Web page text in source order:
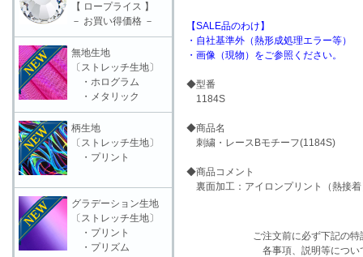
【SALE品のわけ】
・自社基準外（熱形成処理エラー等）
・画像（現物）をご参照ください。
◆型番
1184S
◆商品名
刺繍・レースBモチーフ(1184S)
◆商品コメント
裏面加工：アイロンプリント（熱接着
ご注文前に必ず下記の
各事項、説明等につい
【 ロープライス 】
－ お買い得価格 －
無地生地
〔ストレッチ生地〕
・ホログラム
・メタリック
柄生地
〔ストレッチ生地〕
・プリント
グラデーション生地
〔ストレッチ生地〕
・プリント
・プリズム